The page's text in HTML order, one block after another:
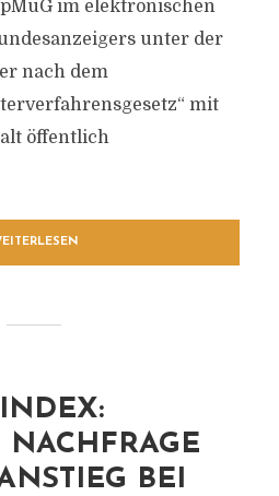
im elektronischen
unter der
nach dem
mit
öffentlich
NACHFRAGE
BEI